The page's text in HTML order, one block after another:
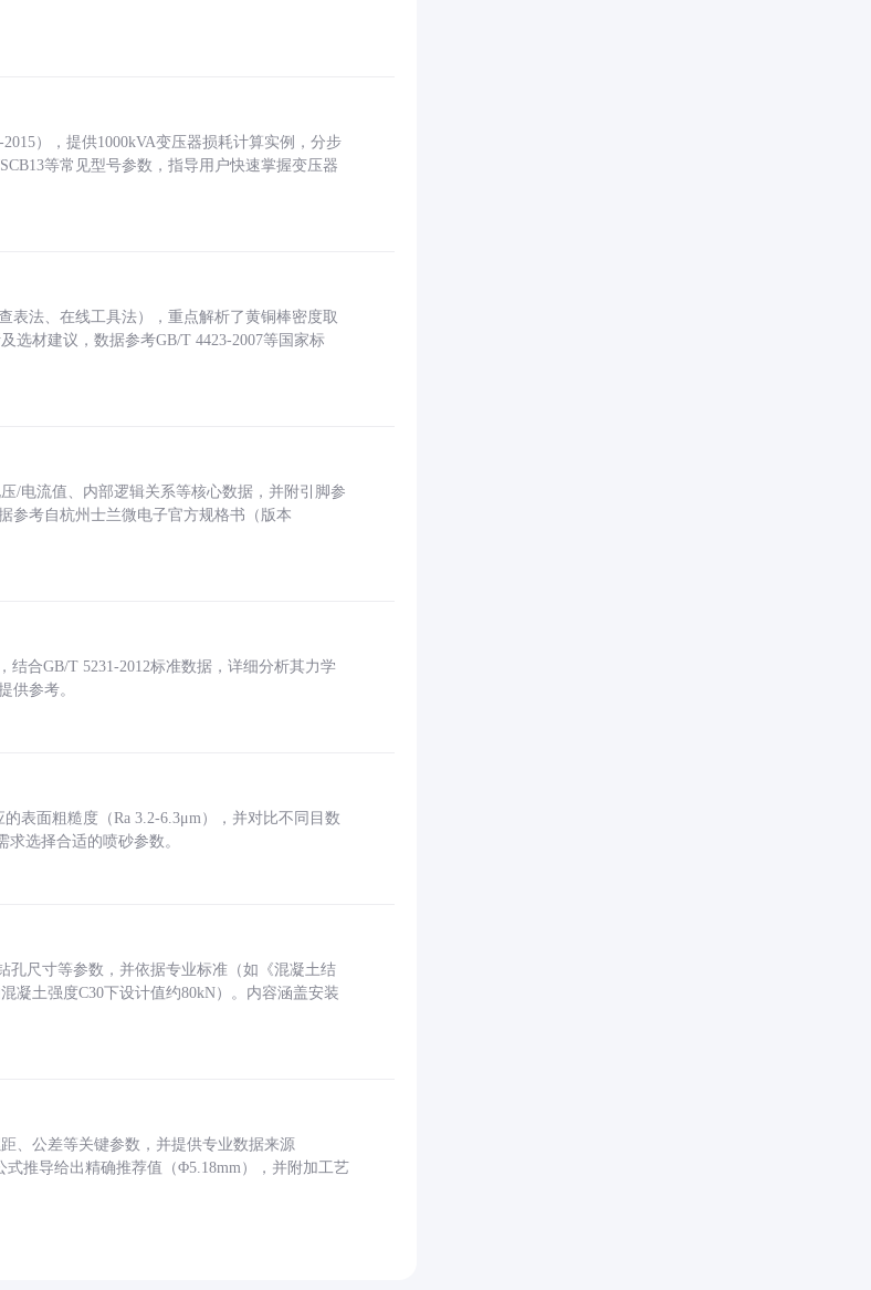
），提供1000kVA变压器损耗计算实例，分步
等常见型号参数，指导用户快速掌握变压器
表法、在线工具法），重点解析了黄铜棒密度取
选材建议，数据参考GB/T 4423-2007等国家标
/电流值、内部逻辑关系等核心数据，并附引脚参
参考自杭州士兰微电子官方规格书（版本
合GB/T 5231-2012标准数据，详细分析其力学
供参考。
表面粗糙度（Ra 3.2-6.3μm），并对比不同目数
选择合适的喷砂参数。
孔尺寸等参数，并依据专业标准（如《混凝土结
凝土强度C30下设计值约80kN）。内容涵盖安装
、公差等关键参数，并提供专业数据来源
式推导给出精确推荐值（Φ5.18mm），并附加工艺